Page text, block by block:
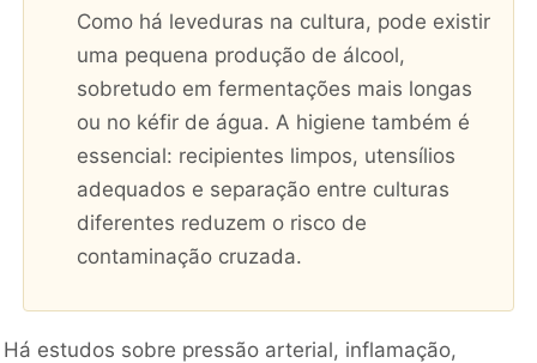
Como há leveduras na cultura, pode existir
uma pequena produção de álcool,
sobretudo em fermentações mais longas
ou no kéfir de água. A higiene também é
essencial: recipientes limpos, utensílios
adequados e separação entre culturas
diferentes reduzem o risco de
contaminação cruzada.
Há estudos sobre pressão arterial, inflamação,